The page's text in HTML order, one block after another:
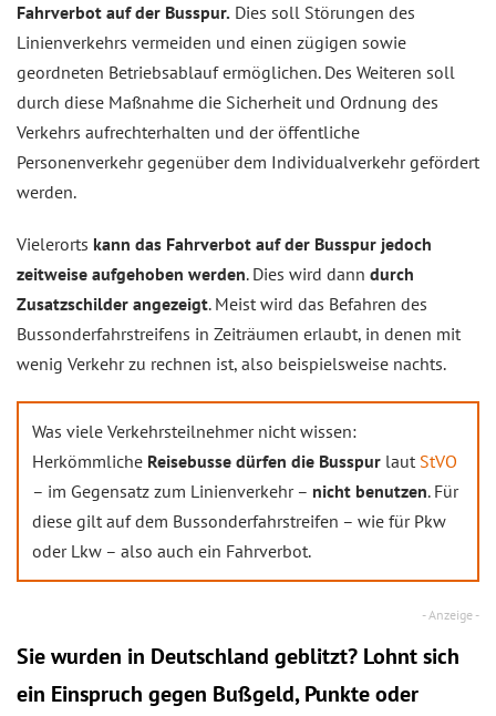
Fahrverbot auf der Busspur. Dies soll Störungen des
Linienverkehrs vermeiden und einen zügigen sowie
geordneten Betriebsablauf ermöglichen. Des Weiteren soll
durch diese Maßnahme die Sicherheit und Ordnung des
Verkehrs aufrechterhalten und der öffentliche
Personenverkehr gegenüber dem Individualverkehr gefördert
werden.
Vielerorts kann das Fahrverbot auf der Busspur jedoch
zeitweise aufgehoben werden. Dies wird dann durch
Zusatzschilder angezeigt. Meist wird das Befahren des
Bussonderfahrstreifens in Zeiträumen erlaubt, in denen mit
wenig Verkehr zu rechnen ist, also beispielsweise nachts.
Was viele Verkehrsteilnehmer nicht wissen:
Herkömmliche Reisebusse dürfen die Busspur laut StVO
– im Gegensatz zum Linienverkehr – nicht benutzen. Für
diese gilt auf dem Bussonderfahrstreifen – wie für Pkw
oder Lkw – also auch ein Fahrverbot.
Sie wurden in Deutschland geblitzt? Lohnt sich
ein Einspruch gegen Bußgeld, Punkte oder